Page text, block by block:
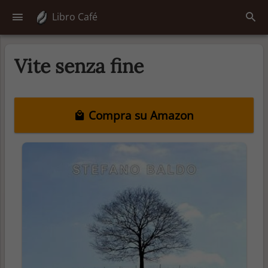
Libro Café
Vite senza fine
Compra su Amazon